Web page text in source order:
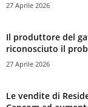
27 Aprile 2026
Il produttore del
riconosciuto il
27 Aprile 2026
Le vendite di